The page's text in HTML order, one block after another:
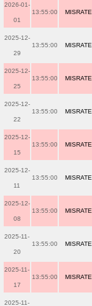
2026-01-
01
13:55:00 MISRATE
2025-12-
29
13:55:00 MISRATE
2025-12-
25
13:55:00 MISRATE
2025-12-
22
13:55:00 MISRATE
2025-12-
15
13:55:00 MISRATE
2025-12-
11
13:55:00 MISRATE
2025-12-
08
13:55:00 MISRATE
2025-11-
20
13:55:00 MISRATE
2025-11-
17
13:55:00 MISRATE
2025-11-